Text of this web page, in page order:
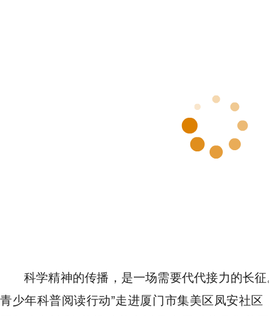
科学精神的传播，是一场需要代代接力的长
青少年科普阅读行动”走进厦门市集美区凤安社区